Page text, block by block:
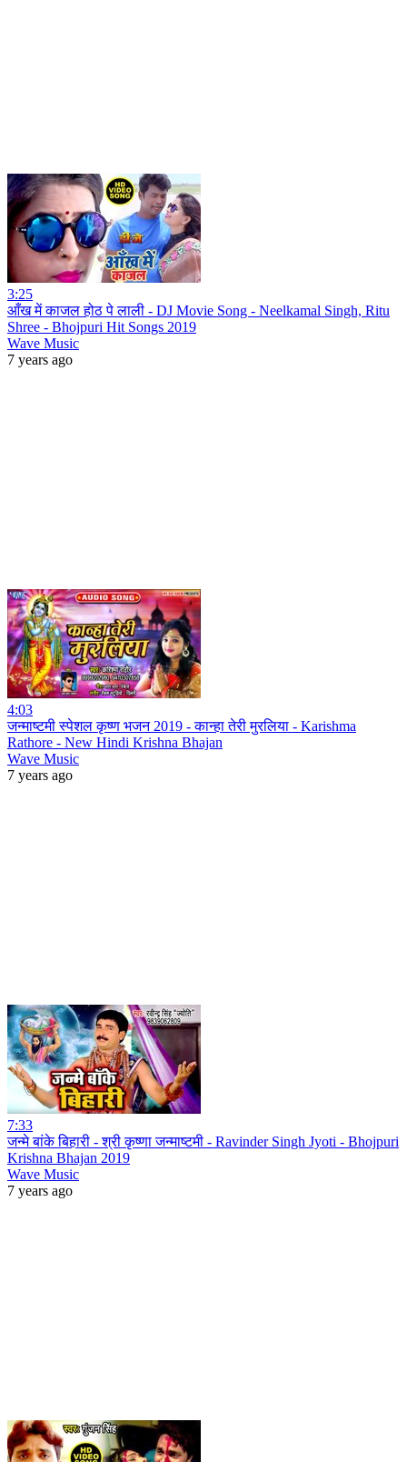
3:25
आँख में काजल होठ पे लाली - DJ Movie Song - Neelkamal Singh, Ritu
Shree - Bhojpuri Hit Songs 2019
Wave Music
7 years ago
4:03
जन्माष्टमी स्पेशल कृष्ण भजन 2019 - कान्हा तेरी मुरलिया - Karishma
Rathore - New Hindi Krishna Bhajan
Wave Music
7 years ago
7:33
जन्मे बांके बिहारी - श्री कृष्णा जन्माष्टमी - Ravinder Singh Jyoti - Bhojpuri
Krishna Bhajan 2019
Wave Music
7 years ago